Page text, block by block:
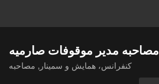
مصاحبه مدیر موقوفات صارمیه
کنفرانس، همایش و سمینار , مصاحبه